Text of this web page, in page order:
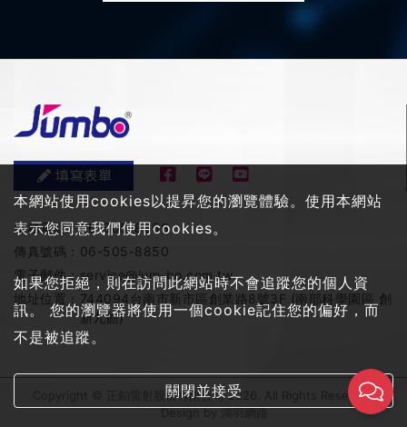
填寫表單
服務電話：06-505-8858
傳真號碼： 06-505-8850
電子郵件：service@jum-bo.com.tw
地址位置： 744094台南市新市區創業路8號3F (南部科學園區 創
新九館)
Copyright © 正鉑雷射股份有限公司 2026. All Rights Reserved
Design by鴻羽網路
本網站使用cookies以提昇您的瀏覽體驗。使用本網站
表示您同意我們使用cookies。
如果您拒絕，則在訪問此網站時不會追蹤您的個人資
訊。 您的瀏覽器將使用一個cookie記住您的偏好，而
不是被追蹤。
關閉並接受